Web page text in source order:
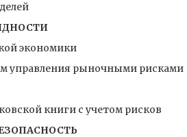
экономики
управления рыночными рисками
книги с учетом рисков